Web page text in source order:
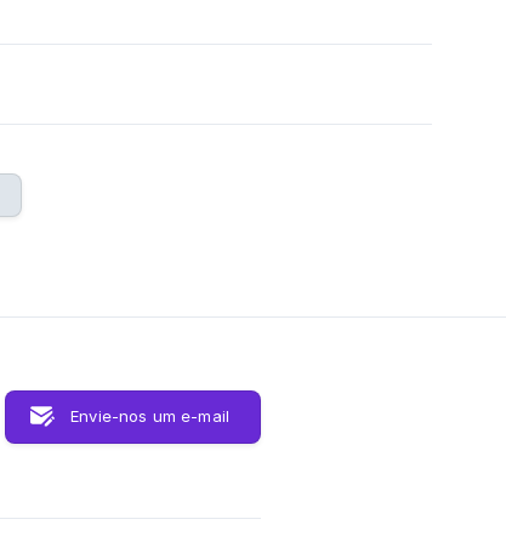
Envie-nos um e-mail